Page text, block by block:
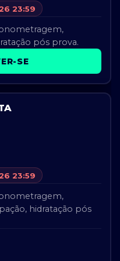
23:59
pós prova.
SE
23:59
hidratação pós